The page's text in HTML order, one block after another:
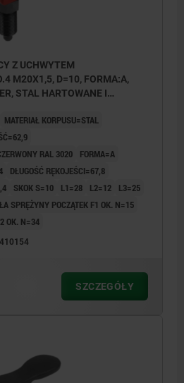
Z UCHWYTEM
M20X1,5, D=10, FORMA:A,
STAL HARTOWANE I
MATERIAŁ KORPUSU=STAL
RAL 3020
FORMA=A
DŁUGOŚĆ RĘKOJEŚCI=67,8
SKOK S=10 L1=28 L2=12
L3=25
SPRĘŻYNY POCZĄTEK F1 OK. N=15
OK. N=34
SZCZEGÓŁY